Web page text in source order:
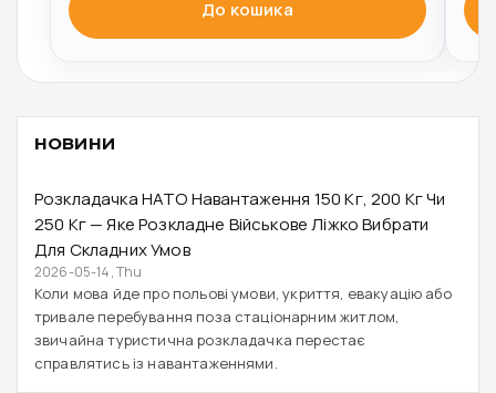
До кошика
НОВИНИ
Розкладачка НАТО Навантаження 150 Кг, 200 Кг Чи
250 Кг — Яке Розкладне Військове Ліжко Вибрати
Для Складних Умов
2026-05-14, Thu
Коли мова йде про польові умови, укриття, евакуацію або
тривале перебування поза стаціонарним житлом,
звичайна туристична розкладачка перестає
справлятись із навантаженнями.